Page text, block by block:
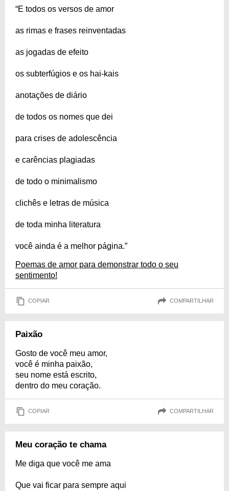
“E todos os versos de amor
as rimas e frases reinventadas
as jogadas de efeito
os subterfúgios e os hai-kais
anotações de diário
de todos os nomes que dei
para crises de adolescência
e carências plagiadas
de todo o minimalismo
clichês e letras de música
de toda minha literatura
você ainda é a melhor página.”
Poemas de amor para demonstrar todo o seu
sentimento!
COPIAR COMPARTILHAR
Paixão
Gosto de você meu amor,
você é minha paixão,
seu nome está escrito,
dentro do meu coração.
COPIAR COMPARTILHAR
Meu coração te chama
Me diga que você me ama
Que vai ficar para sempre aqui